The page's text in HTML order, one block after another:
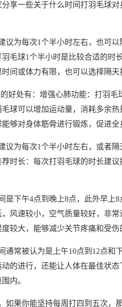
享一些关于什么时间打羽毛球
议为每次1个半小时左右，也可
毛球1个半小时是比较合适的时
间或体力有限，也可以选择隔天
好处有：增强心肺功能：打羽
球可以增加运动量，消耗多余
够对身体筋骨进行锻炼，促进全
议为每次1个半小时左右，或者
时长：每次打羽毛球的时长建
是下午4点到晚上8点，此外早上
风速较小，空气质量较好，非
较大，能够减少关节疼痛和受伤
通常被认为是上午10点到12点和
的进行，还能让人体在最佳状态
内。
如果你能坚持每周打四到五次，